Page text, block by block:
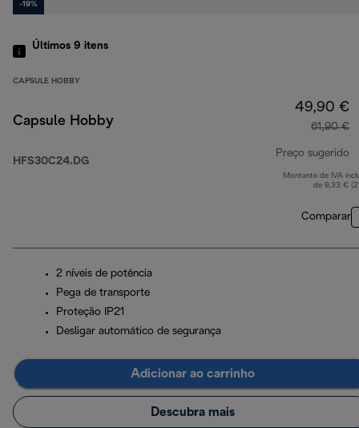
-19%
Últimos 9 itens
CAPSULE HOBBY
Capsule Hobby
HFS30C24.DG
49,90 €
61,90 €
Preço sugerido
Montante de IVA
de 9,33 €
Comparar
2 níveis de potência
Pega de transporte
Proteção IP21
Desligar automático de segurança
Adicionar ao carrinho
Descubra mais